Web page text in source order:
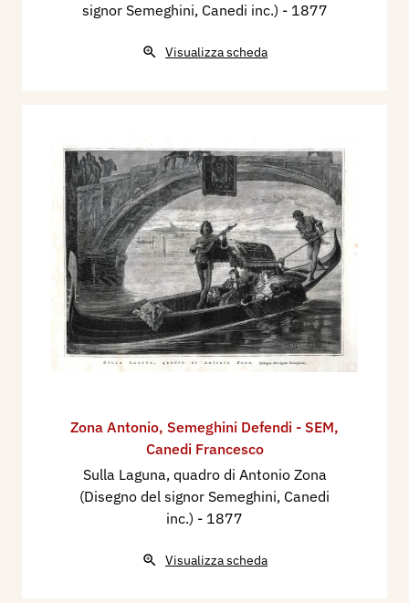
signor Semeghini, Canedi inc.) - 1877
Visualizza scheda
Zona Antonio, Semeghini Defendi - SEM,
Canedi Francesco
Sulla Laguna, quadro di Antonio Zona
(Disegno del signor Semeghini, Canedi
inc.) - 1877
Visualizza scheda